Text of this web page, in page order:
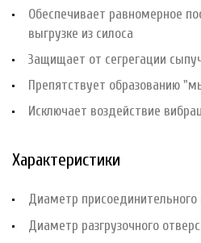
Обеспечивает равномерное
выгрузке из силоса
Защищает от сегрегации
Препятствует образованию
Исключает воздействие
Характеристики
Диаметр
Диаметр разгрузочного